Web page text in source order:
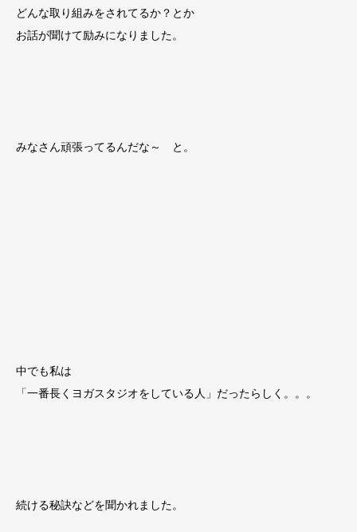
どんな取り組みをされてるか？とか
お話が聞けて励みになりました。
みなさん頑張ってるんだな～ と。
中でも私は
「一番長くヨガスタジオをしている人」だったらしく。。。
続ける秘訣などを聞かれました。